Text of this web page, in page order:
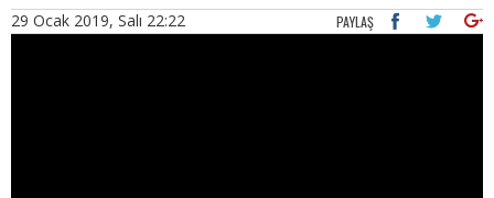
29 Ocak 2019, Salı 22:22 PAYLAŞ